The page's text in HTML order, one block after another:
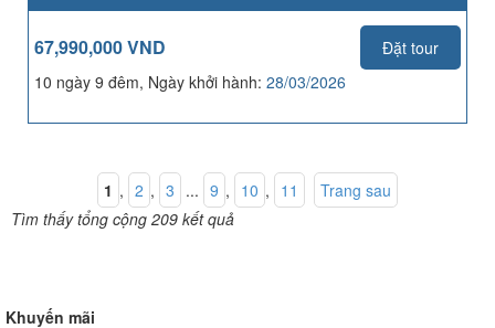
67,990,000 VND
Đặt tour
10 ngày 9 đêm, Ngày khởi hành: 28/03/2026
1 , 2 , 3 ... 9 , 10 , 11
Trang sau
Tìm thấy tổng cộng 209 kết quả
Khuyến mãi